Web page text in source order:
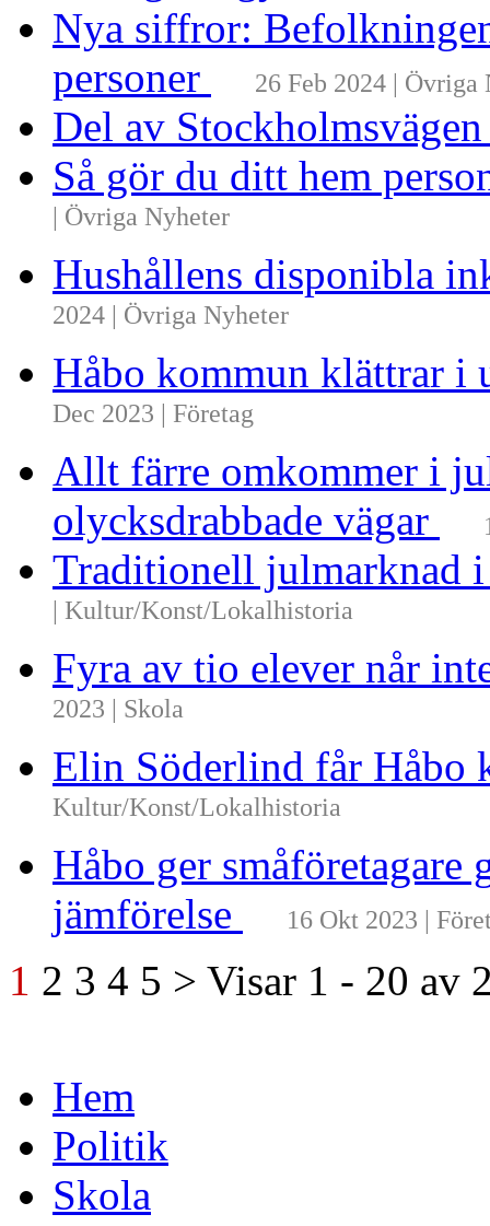
Nya siffror:
personer
26 Feb 2024 | Övriga
Del av
Så gör du ditt hem
| Övriga Nyheter
Hushållens disponibla
2024 | Övriga Nyheter
Håbo kommun klättrar i
Dec 2023 | Företag
Allt färre omkommer i
olycksdrabbade vägar
Traditionell julmarknad
| Kultur/Konst/Lokalhistoria
Fyra av tio elever når
2023 | Skola
Elin Söderlind får
Kultur/Konst/Lokalhistoria
Håbo ger
jämförelse
16 Okt 2023 |
1 2 3 4 5 > Visar 1 - 20 av
Hem
Politik
Skola